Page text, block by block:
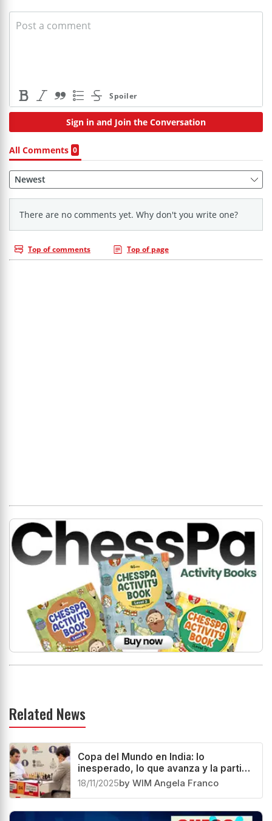
Related News
Copa del Mundo en India: lo
inesperado, lo que avanza y la partida
que se llevó los reflectores
18/11/2025by WIM Angela Franco